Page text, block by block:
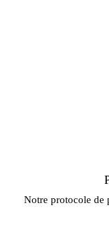
Notre protocole de